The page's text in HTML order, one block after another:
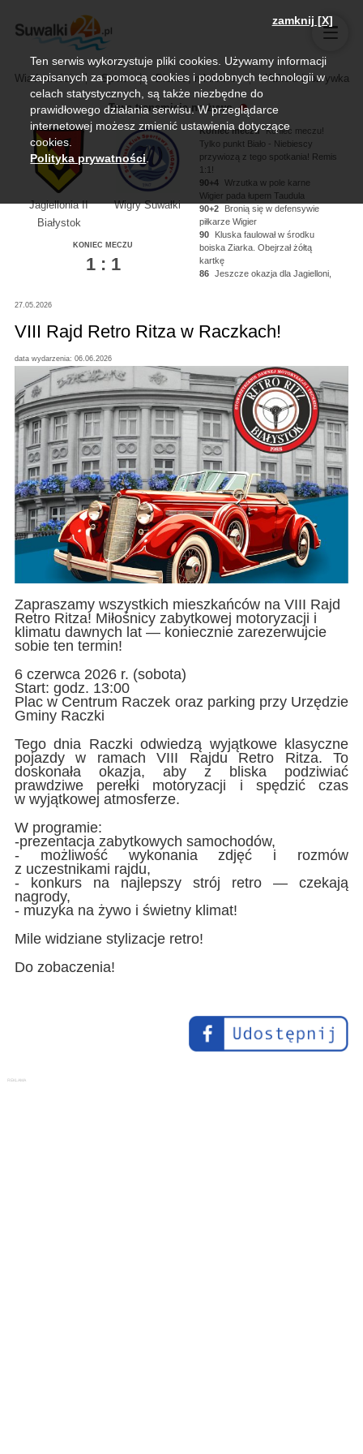
Wiadomości Sport Biznes, rolnictwo Kultura i rozrywka
Trwa transmisja na żywo
Jagiellonia II
Białystok
Wigry Suwałki
KONIEC MECZU
1 : 1
Koniec meczu Koniec meczu!
Tylko punkt Biało - Niebiescy
przywiozą z tego spotkania! Remis
1:1!
90+4
Wrzutka w pole karne
Wigier pada łupem Taudula
90+2
Bronią się w defensywie
piłkarze Wigier
90
Kluska faulował w środku
boiska Ziarka. Obejrzał żółtą
kartkę
86
Jeszcze okazja dla Jagielloni,
Noworyty, strzał niecelny!
27.05.2026
VIII Rajd Retro Ritza w Raczkach!
data wydarzenia: 06.06.2026
Zapraszamy wszystkich mieszkańców na VIII Rajd
Retro Ritza! Miłośnicy zabytkowej motoryzacji i
klimatu dawnych lat — koniecznie zarezerwujcie
sobie ten termin!
6 czerwca 2026 r. (sobota)
Start: godz. 13:00
Plac w Centrum Raczek oraz parking przy Urzędzie
Gminy Raczki
Tego dnia Raczki odwiedzą wyjątkowe klasyczne
pojazdy w ramach VIII Rajdu Retro Ritza. To
doskonała okazja, aby z bliska podziwiać
prawdziwe perełki motoryzacji i spędzić czas
w wyjątkowej atmosferze.
W programie:
-prezentacja zabytkowych samochodów,
- możliwość wykonania zdjęć i rozmów
z uczestnikami rajdu,
- konkurs na najlepszy strój retro — czekają
nagrody,
- muzyka na żywo i świetny klimat!
Mile widziane stylizacje retro!
Do zobaczenia!
zamknij [X]
Ten serwis wykorzystuje pliki cookies. Używamy informacji
zapisanych za pomocą cookies i podobnych technologii w
celach statystycznych, są także niezbędne do
prawidłowego działania serwisu. W przeglądarce
internetowej możesz zmienić ustawienia dotyczące
cookies.
Polityka prywatności.